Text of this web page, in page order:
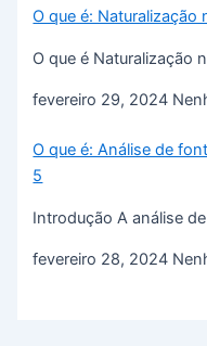
O que é: Naturalização
O que é Naturalização
fevereiro 29, 2024
O que é: Análise de
5
Introdução A análise
fevereiro 28, 2024